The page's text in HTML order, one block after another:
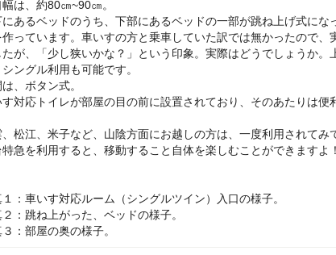
幅は、約80㎝~90㎝。
にあるベッドのうち、下部にあるベッドの一部が跳ね上げ式に
作っています。車いすの方と乗車していた訳では無かったので、
たが、「少し狭いかな？」という印象。実際はどうでしょうか。
ングル利用も可能です。
、ボタン式。
対応トイレが部屋の目の前に設置されており、そのあたりは便
、松江、米子など、山陰方面にお越しの方は、一度利用されてみ
急を利用すると、移動すること自体を楽しむことができますよ！
：車いす対応ルーム（シングルツイン）入口の様子。
：跳ね上がった、ベッドの様子。
：部屋の奥の様子。